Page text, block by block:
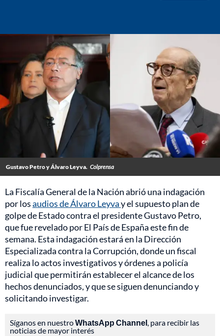
Gustavo Petro y Álvaro Leyva. Colprensa
La Fiscalía General de la Nación abrió una indagación
por losaudios de Álvaro Leyvay el supuesto plan de
golpe de Estado contra el presidente Gustavo Petro,
que fue revelado por El País de España este fin de
semana. Esta indagación estará en la Dirección
Especializada contra la Corrupción, donde un fiscal
realiza lo actos investigativos y órdenes a policía
judicial que permitirán establecer el alcance de los
hechos denunciados, y que se siguen denunciando y
solicitando investigar.
Síganos en nuestroWhatsApp Channel, para recibir las
noticias de mayor interés